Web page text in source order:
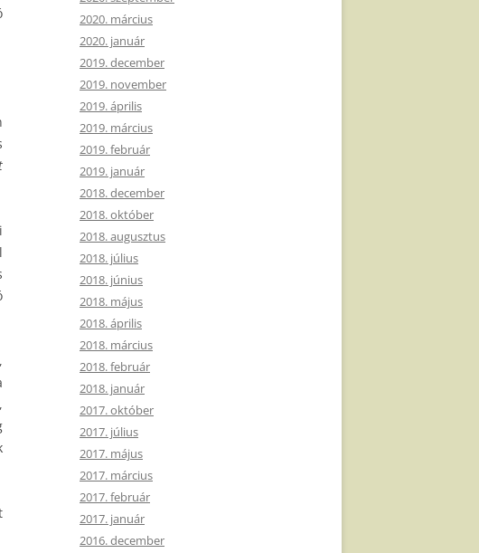
2020. március
2020. január
2019. december
2019. november
2019. április
2019. március
2019. február
2019. január
2018. december
2018. október
2018. augusztus
2018. július
2018. június
2018. május
2018. április
2018. március
2018. február
2018. január
2017. október
2017. július
2017. május
2017. március
2017. február
2017. január
2016. december